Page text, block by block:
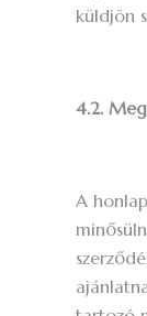
küldjön
4.2.
A